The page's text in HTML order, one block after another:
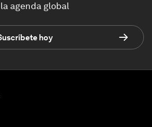
agenda global
hoy